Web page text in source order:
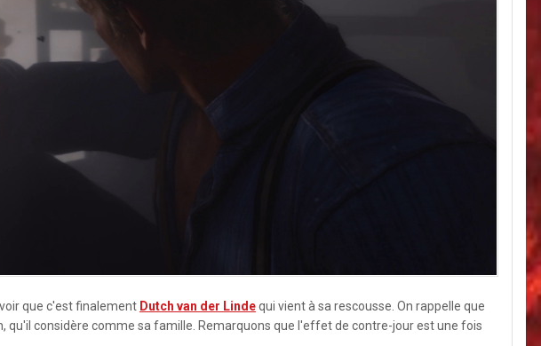
que c'est finalement Dutch van der Lindequi vient à sa rescousse. On rappelle que
considère comme sa famille. Remarquons que l'effet de contre-jour est une fois